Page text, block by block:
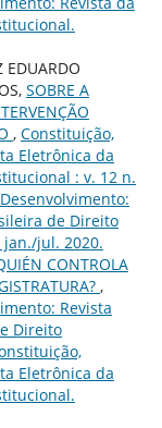
EDUARDO
SOBRE A
, Constituição,
Eletrônica da
: v. 12 n.
de Direito
jan./jul. 2020.
CONTROLA
,
Revista
Direito
Eletrônica da